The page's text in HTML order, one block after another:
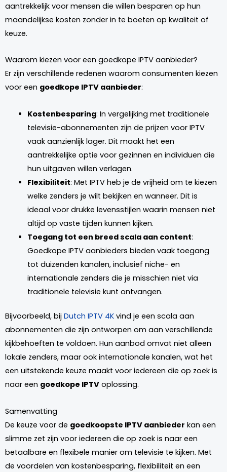
aantrekkelijk voor mensen die willen besparen op hun
maandelijkse kosten zonder in te boeten op kwaliteit of
keuze.
Waarom kiezen voor een goedkope IPTV aanbieder?
Er zijn verschillende redenen waarom consumenten kiezen
voor een goedkope IPTV aanbieder:
Kostenbesparing: In vergelijking met traditionele
televisie-abonnementen zijn de prijzen voor IPTV
vaak aanzienlijk lager. Dit maakt het een
aantrekkelijke optie voor gezinnen en individuen die
hun uitgaven willen verlagen.
Flexibiliteit: Met IPTV heb je de vrijheid om te kiezen
welke zenders je wilt bekijken en wanneer. Dit is
ideaal voor drukke levensstijlen waarin mensen niet
altijd op vaste tijden kunnen kijken.
Toegang tot een breed scala aan content:
Goedkope IPTV aanbieders bieden vaak toegang
tot duizenden kanalen, inclusief niche- en
internationale zenders die je misschien niet via
traditionele televisie kunt ontvangen.
Bijvoorbeeld, bij Dutch IPTV 4K vind je een scala aan
abonnementen die zijn ontworpen om aan verschillende
kijkbehoeften te voldoen. Hun aanbod omvat niet alleen
lokale zenders, maar ook internationale kanalen, wat het
een uitstekende keuze maakt voor iedereen die op zoek is
naar een goedkope IPTV oplossing.
Samenvatting
De keuze voor de goedkoopste IPTV aanbieder kan een
slimme zet zijn voor iedereen die op zoek is naar een
betaalbare en flexibele manier om televisie te kijken. Met
de voordelen van kostenbesparing, flexibiliteit en een